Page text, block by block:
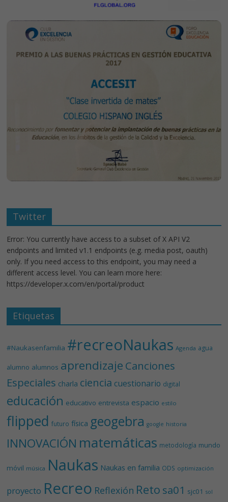
Twitter
Error: You currently have access to a subset of X API V2
endpoints and limited v1.1 endpoints (e.g. media post, oauth)
only. If you need access to this endpoint, you may need a
different access level. You can learn more here:
https://developer.x.com/en/portal/product
Etiquetas
#Naukasenfamilia #recreoNaukas Agenda agua
alumno alumnos aprendizaje Canciones
Especiales charla ciencia cuestionario digital
educación educativo entrevista espacio estilo
flipped futuro física geogebra google historia
INNOVACIÓN matemáticas metodología mundo
móvil música Naukas Naukas en familia ODS optimización
proyecto Recreo Reflexión Reto sa01 sjc01 sol